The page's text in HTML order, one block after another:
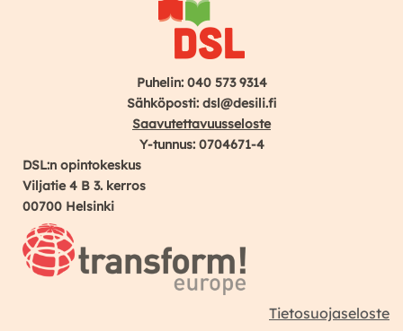
Puhelin: 040 573 9314
Sähköposti: dsl@desili.fi
Saavutettavuusseloste
Y-tunnus: 0704671-4
DSL:n opintokeskus
Viljatie 4 B 3. kerros
00700 Helsinki
Tietosuojaseloste